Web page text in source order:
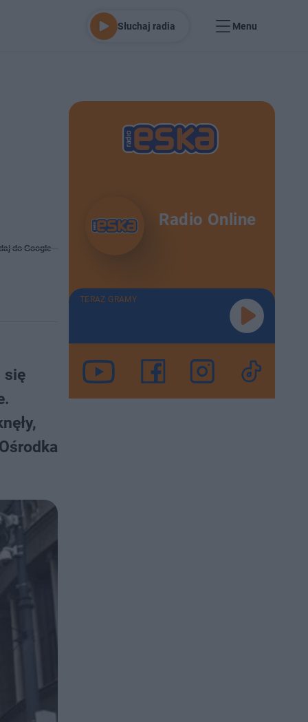
Słuchaj radia Menu
do Google
się
Radio Online
TERAZ GRAMY